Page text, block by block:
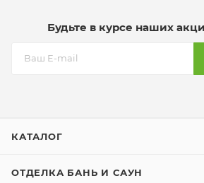
Будьте в курсе наших
КАТАЛОГ
ОТДЕЛКА БАНЬ И САУН